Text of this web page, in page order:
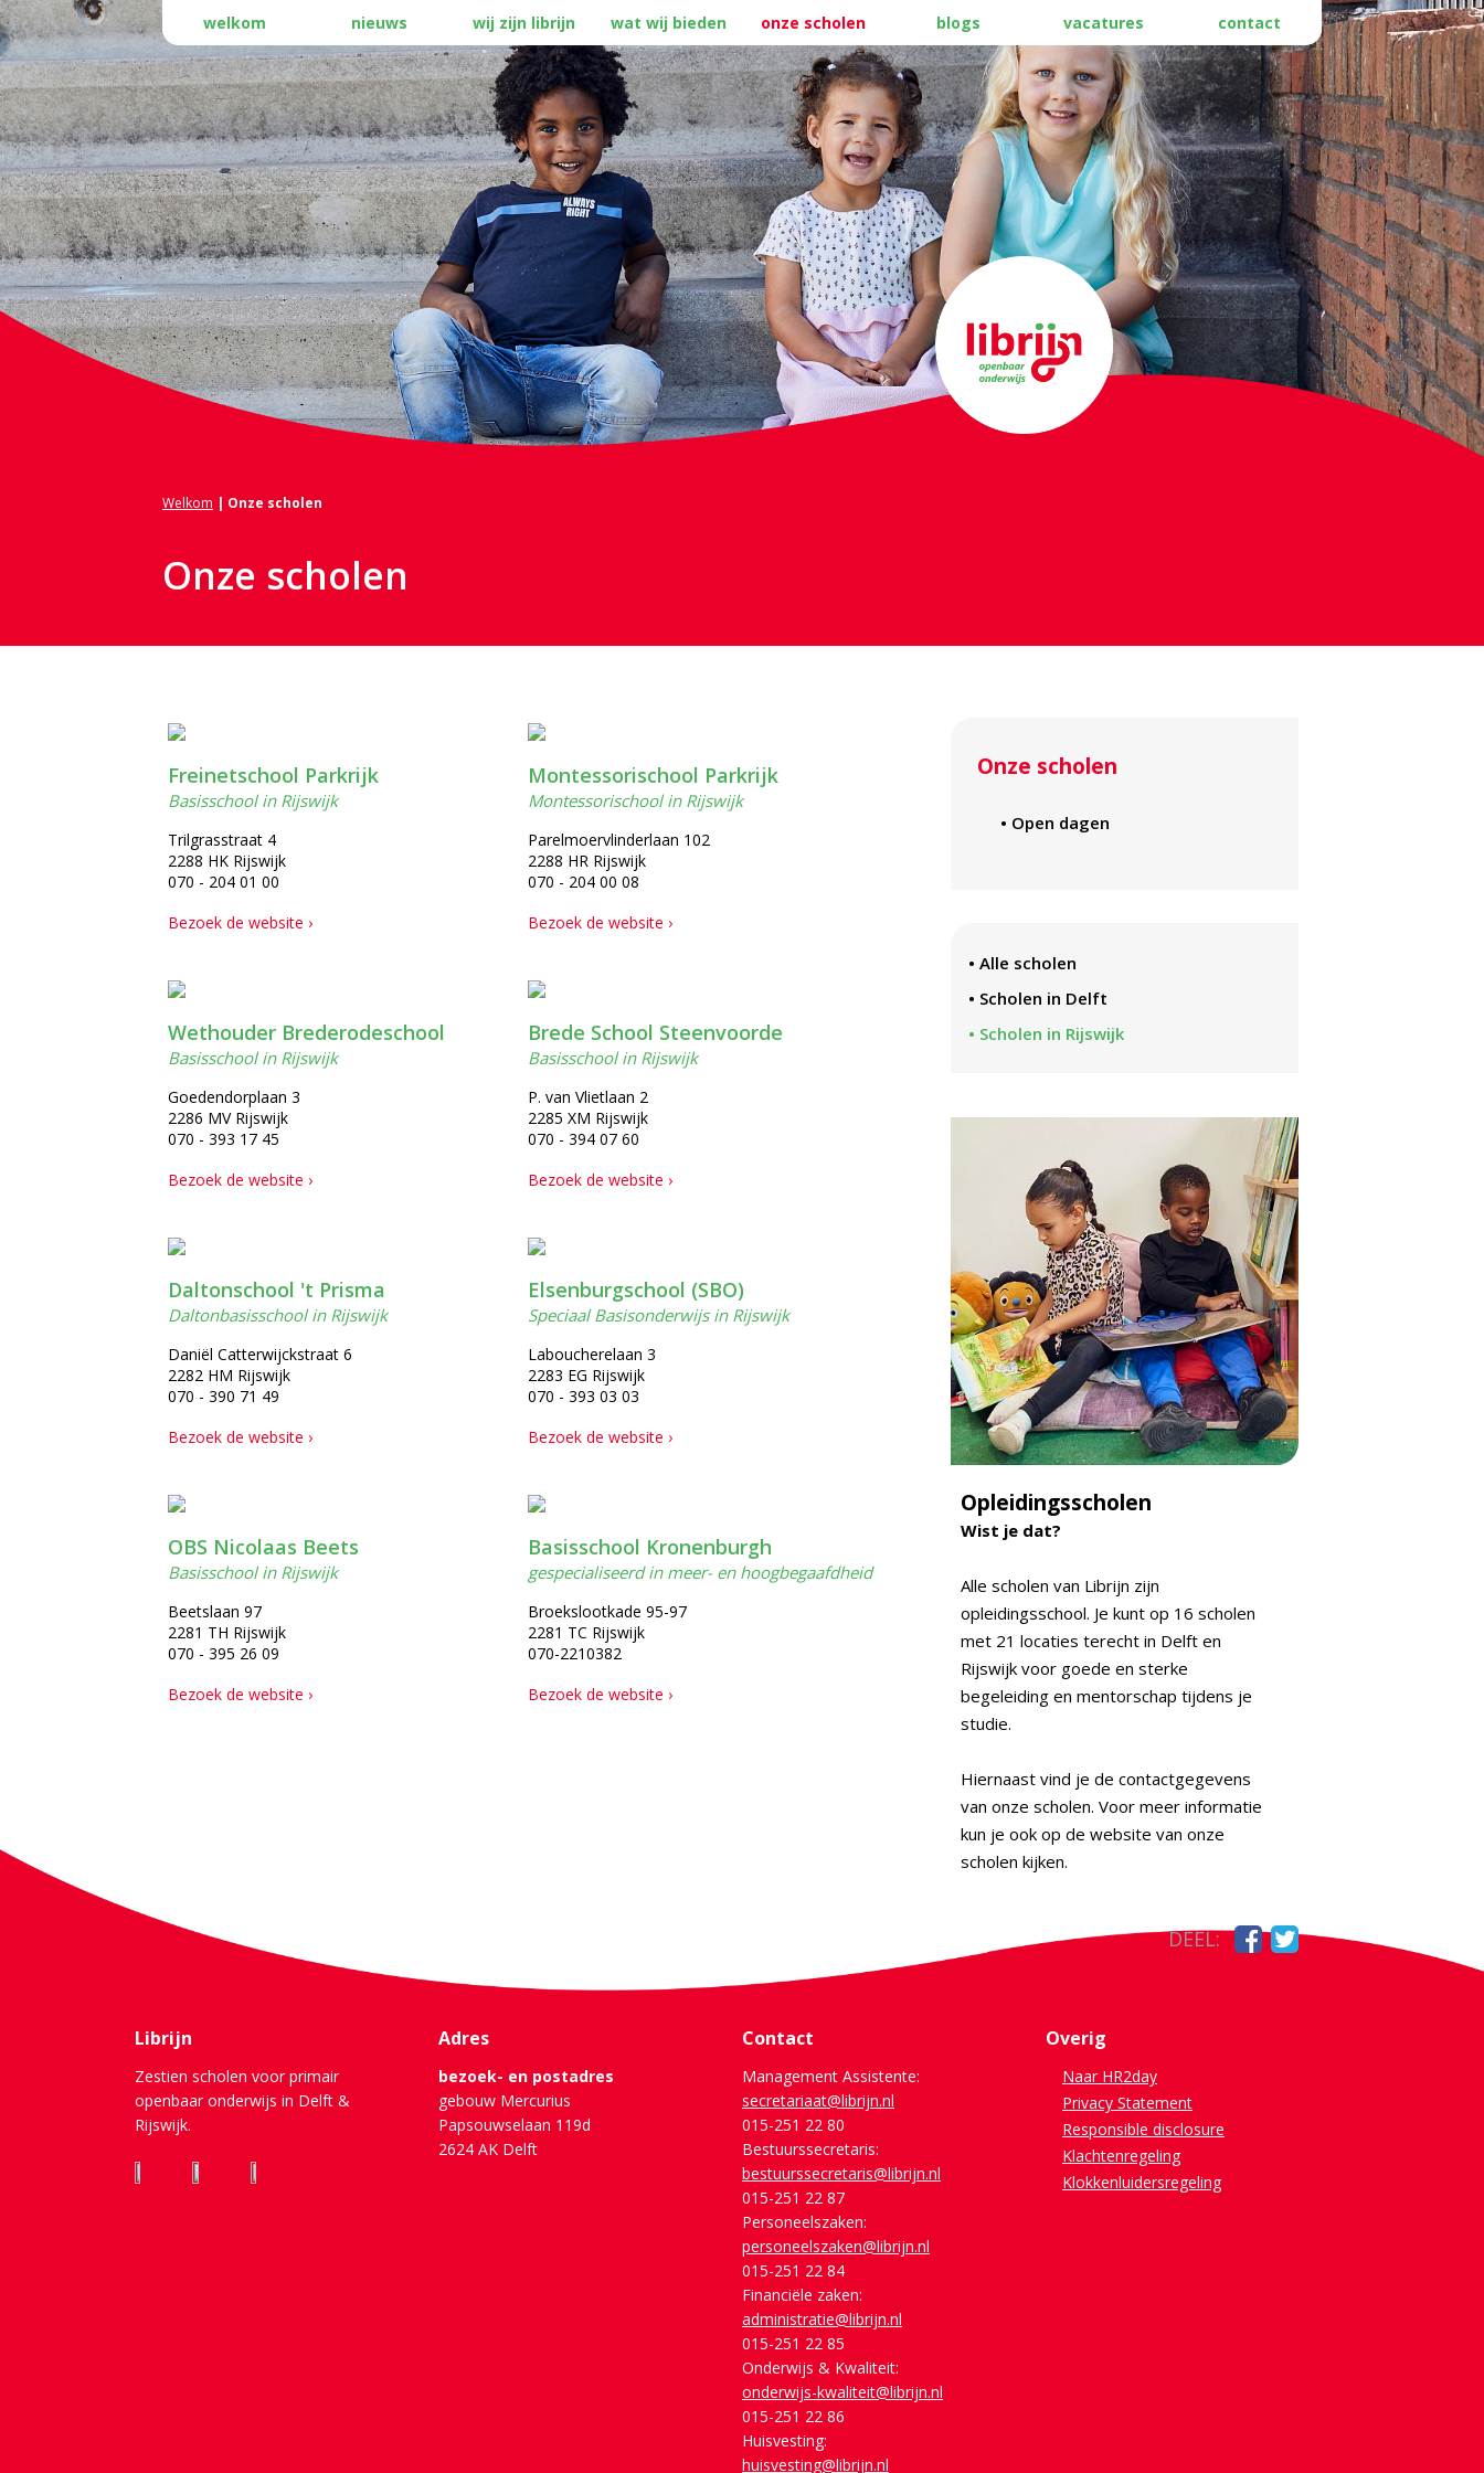
welkom nieuws wij zijn librijn wat wij bieden onze scholen blogs vacatures contact
Welkom | Onze scholen
Onze scholen
Freinetschool Parkrijk
Basisschool in Rijswijk
Trilgrasstraat 4
2288 HK Rijswijk
070 - 204 01 00
Bezoek de website ›
Montessorischool Parkrijk
Montessorischool in Rijswijk
Parelmoervlinderlaan 102
2288 HR Rijswijk
070 - 204 00 08
Bezoek de website ›
Wethouder Brederodeschool
Basisschool in Rijswijk
Goedendorplaan 3
2286 MV Rijswijk
070 - 393 17 45
Bezoek de website ›
Brede School Steenvoorde
Basisschool in Rijswijk
P. van Vlietlaan 2
2285 XM Rijswijk
070 - 394 07 60
Bezoek de website ›
Daltonschool 't Prisma
Daltonbasisschool in Rijswijk
Daniël Catterwijckstraat 6
2282 HM Rijswijk
070 - 390 71 49
Bezoek de website ›
Elsenburgschool (SBO)
Speciaal Basisonderwijs in Rijswijk
Laboucherelaan 3
2283 EG Rijswijk
070 - 393 03 03
Bezoek de website ›
OBS Nicolaas Beets
Basisschool in Rijswijk
Beetslaan 97
2281 TH Rijswijk
070 - 395 26 09
Bezoek de website ›
Basisschool Kronenburgh
gespecialiseerd in meer- en hoogbegaafdheid
Broekslootkade 95-97
2281 TC Rijswijk
070-2210382
Bezoek de website ›
Onze scholen
• Open dagen
• Alle scholen
• Scholen in Delft
• Scholen in Rijswijk
Opleidingsscholen
Wist je dat?
Alle scholen van Librijn zijn
opleidingsschool. Je kunt op 16 scholen
met 21 locaties terecht in Delft en
Rijswijk voor goede en sterke
begeleiding en mentorschap tijdens je
studie.
Hiernaast vind je de contactgegevens
van onze scholen. Voor meer informatie
kun je ook op de website van onze
scholen kijken.
DEEL:
Librijn
Zestien scholen voor primair
openbaar onderwijs in Delft &
Rijswijk.
Adres
bezoek- en postadres
gebouw Mercurius
Papsouwselaan 119d
2624 AK Delft
Contact
Management Assistente:
secretariaat@librijn.nl
015-251 22 80
Bestuurssecretaris:
bestuurssecretaris@librijn.nl
015-251 22 87
Personeelszaken:
personeelszaken@librijn.nl
015-251 22 84
Financiële zaken:
administratie@librijn.nl
015-251 22 85
Onderwijs & Kwaliteit:
onderwijs-kwaliteit@librijn.nl
015-251 22 86
Huisvesting:
huisvesting@librijn.nl
Overig
Naar HR2day
Privacy Statement
Responsible disclosure
Klachtenregeling
Klokkenluidersregeling